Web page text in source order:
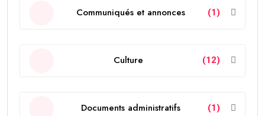
Communiqués et annonces (1)
Culture (12)
Documents administratifs (1)